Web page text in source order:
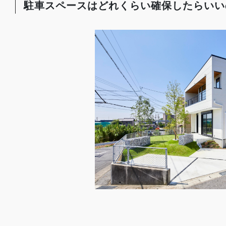
駐車スペースはどれくらい確保したらい